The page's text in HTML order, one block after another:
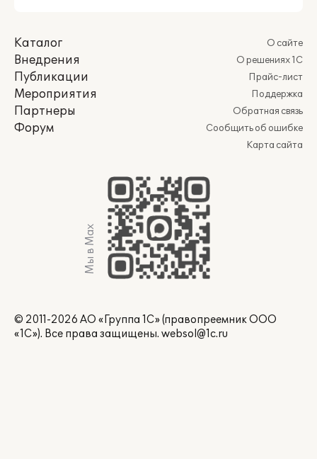
Каталог
Внедрения
Публикации
Мероприятия
Партнеры
Форум
О сайте
О решениях 1С
Прайс-лист
Поддержка
Обратная связь
Сообщить об ошибке
Карта сайта
Мы в Max
© 2011-2026 АО «Группа 1С» (правопреемник ООО
«1С»). Все права защищены. websol@1c.ru